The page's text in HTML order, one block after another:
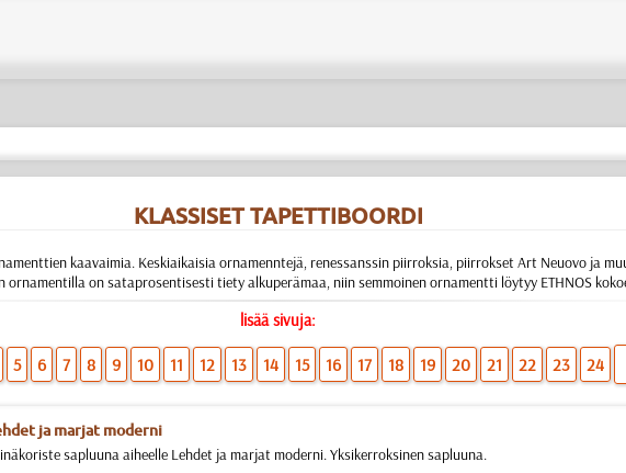
KLASSISET TAPETTIBOORDI
kaavaimia. Keskiaikaisia ornamenntejä, renessanssin piirroksia, piirrokset Art Neuovo ja
ornamentilla on sataprosentisesti tiety alkuperämaa, niin semmoinen ornamentti löytyy ETHNOS
lisää sivuja:
5 6 7 8 9 10 11 12 13 14 15 16 17 18 19 20 21 22 23 24
ja marjat moderni
sapluuna aiheelle Lehdet ja marjat moderni. Yksikerroksinen sapluuna.